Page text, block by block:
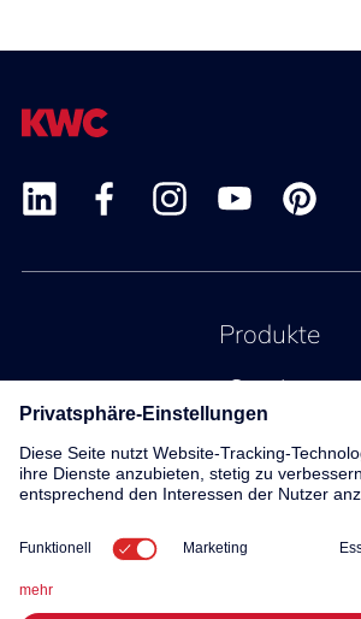
Produkte
Service
Kontakt
Über uns